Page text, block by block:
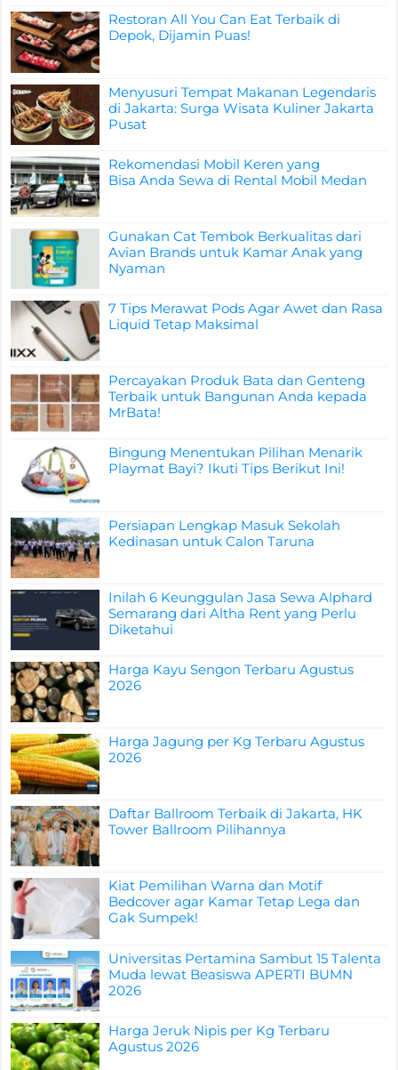
Restoran All You Can Eat Terbaik di
Depok, Dijamin Puas!
Menyusuri Tempat Makanan Legendaris
di Jakarta: Surga Wisata Kuliner Jakarta
Pusat
Rekomendasi Mobil Keren yang
Bisa Anda Sewa di Rental Mobil Medan
Gunakan Cat Tembok Berkualitas dari
Avian Brands untuk Kamar Anak yang
Nyaman
7 Tips Merawat Pods Agar Awet dan Rasa
Liquid Tetap Maksimal
Percayakan Produk Bata dan Genteng
Terbaik untuk Bangunan Anda kepada
MrBata!
Bingung Menentukan Pilihan Menarik
Playmat Bayi? Ikuti Tips Berikut Ini!
Persiapan Lengkap Masuk Sekolah
Kedinasan untuk Calon Taruna
Inilah 6 Keunggulan Jasa Sewa Alphard
Semarang dari Altha Rent yang Perlu
Diketahui
Harga Kayu Sengon Terbaru Agustus
2026
Harga Jagung per Kg Terbaru Agustus
2026
Daftar Ballroom Terbaik di Jakarta, HK
Tower Ballroom Pilihannya
Kiat Pemilihan Warna dan Motif
Bedcover agar Kamar Tetap Lega dan
Gak Sumpek!
Universitas Pertamina Sambut 15 Talenta
Muda lewat Beasiswa APERTI BUMN
2026
Harga Jeruk Nipis per Kg Terbaru
Agustus 2026